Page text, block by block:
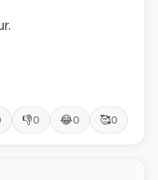
👎0 😂0 🥰0